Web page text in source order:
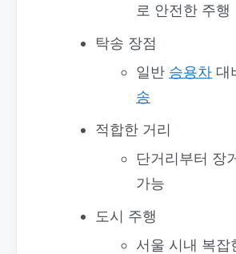
로 안전한 주행
탁송 장점
일반 승용차 대
송
적합한 거리
단거리부터 장
가능
도시 주행
서울 시내 복잡